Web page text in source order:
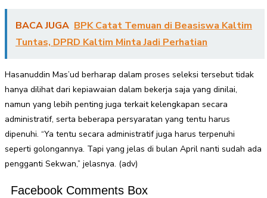
BACA JUGA BPK Catat Temuan di Beasiswa Kaltim
Tuntas, DPRD Kaltim Minta Jadi Perhatian
Hasanuddin Mas’ud berharap dalam proses seleksi tersebut tidak
hanya dilihat dari kepiawaian dalam bekerja saja yang dinilai,
namun yang lebih penting juga terkait kelengkapan secara
administratif, serta beberapa persyaratan yang tentu harus
dipenuhi. “Ya tentu secara administratif juga harus terpenuhi
seperti golongannya. Tapi yang jelas di bulan April nanti sudah ada
pengganti Sekwan,” jelasnya. (adv)
Facebook Comments Box